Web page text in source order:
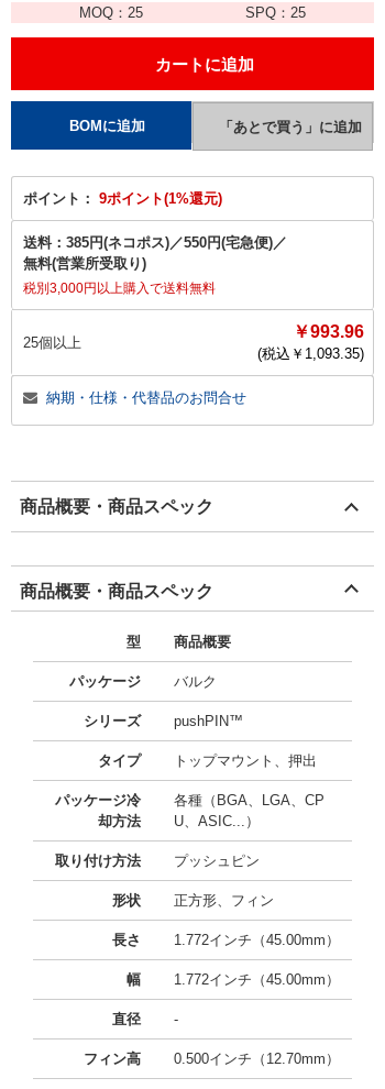
MOQ： 25 SPQ：25
ポイント： 9ポイント(1%還元)
送料： 385円(ネコポス)／550円(宅急便)／
無料(営業所受取り)
税別3,000円以上購入で送料無料
25個以上
￥993.96
(税込￥ 1,093.35)
納期・仕様・代替品のお問合せ
商品概要・商品スペック
商品概要・商品スペック
型 商品概要
パッケージ バルク
シリーズ pushPIN™
タイプ トップマウント、押出
パッケージ冷
却方法
各種（BGA、LGA、CP
U、ASIC...）
取り付け方法 プッシュピン
形状 正方形、フィン
長さ 1.772インチ（45.00mm）
幅 1.772インチ（45.00mm）
直径 -
フィン高 0.500インチ（12.70mm）